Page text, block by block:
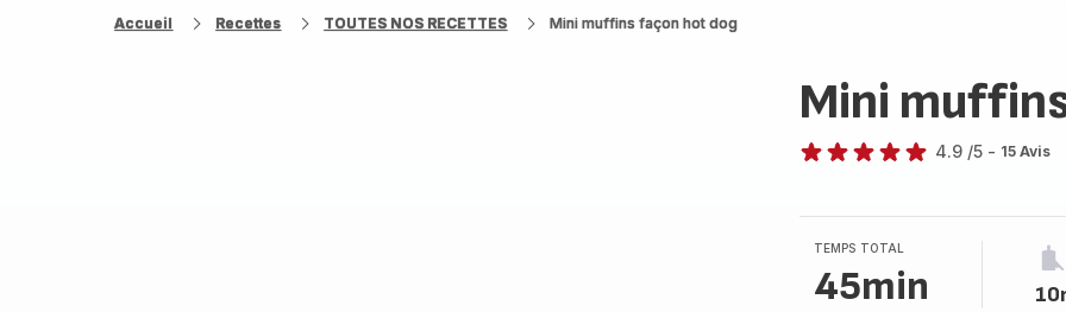
Accueil Recettes TOUTES NOS RECETTES Mini muffins façon hot dog
Mini
4.9 /5 - 15 Avis
TEMPS TOTAL
45min